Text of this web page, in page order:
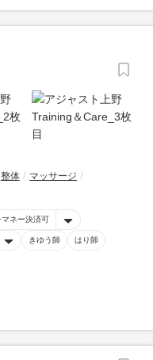
整体
マッサージ
マネー決済可
きゆう師 はり師